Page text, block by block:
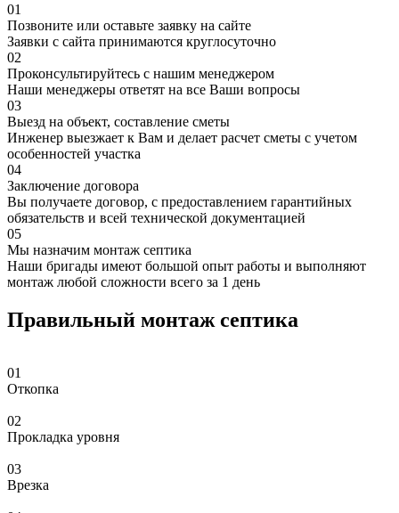
01
Позвоните или оставьте заявку на сайте
Заявки с сайта принимаются круглосуточно
02
Проконсультируйтесь с нашим менеджером
Наши менеджеры ответят на все Ваши вопросы
03
Выезд на объект, составление сметы
Инженер выезжает к Вам и делает расчет сметы с учетом
особенностей участка
04
Заключение договора
Вы получаете договор, с предоставлением гарантийных
обязательств и всей технической документацией
05
Мы назначим монтаж септика
Наши бригады имеют большой опыт работы и выполняют
монтаж любой сложности всего за 1 день
Правильный монтаж септика
01
Откопка
02
Прокладка уровня
03
Врезка